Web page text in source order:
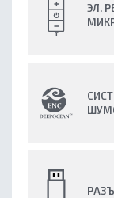
ЭЛ.